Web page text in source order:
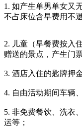
1. 如产生单男单女又
不占床位含早费用不退
2. 儿童（早餐费按入
赠送的景点，产生门
3. 酒店入住的匙牌押金
4. 自由活动期间车辆
5. 非免费餐饮、洗衣
运等；